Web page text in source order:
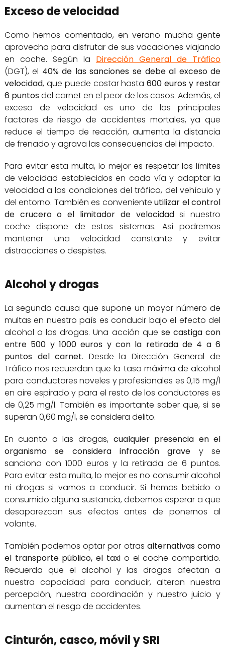
Exceso de velocidad
Como hemos comentado, en verano mucha gente
aprovecha para disfrutar de sus vacaciones viajando
en coche. Según la Dirección General de Tráfico
(DGT), el 40% de las sanciones se debe al exceso de
velocidad, que puede costar hasta600 euros y restar
6 puntosdel carnet en el peor de los casos. Además, el
exceso de velocidad es uno de los principales
factores de riesgo de accidentes mortales, ya que
reduce el tiempo de reacción, aumenta la distancia
de frenado y agrava las consecuencias del impacto.
Para evitar esta multa, lo mejor es respetar los límites
de velocidad establecidos en cada vía y adaptar la
velocidad a las condiciones del tráfico, del vehículo y
del entorno. También es convenienteutilizar el control
de crucero o el limitador de velocidadsi nuestro
coche dispone de estos sistemas. Así podremos
mantener una velocidad constante y evitar
distracciones o despistes.
Alcohol y drogas
La segunda causa que supone un mayor número de
multas en nuestro país es conducir bajo el efecto del
alcohol o las drogas. Una acción que se castiga con
entre 500 y 1000 euros y con la retirada de 4 a 6
puntos del carnet. Desde la Dirección General de
Tráfico nos recuerdan que la tasa máxima de alcohol
para conductores noveles y profesionales es 0,15 mg/l
en aire espirado y para el resto de los conductores es
de 0,25 mg/l. También es importante saber que, si se
superan 0,60 mg/l, se considera delito.
En cuanto a las drogas, cualquier presencia en el
organismo se considera infracción grave y se
sanciona con 1000 euros y la retirada de 6 puntos.
Para evitar esta multa, lo mejor es no consumir alcohol
ni drogas si vamos a conducir. Si hemos bebido o
consumido alguna sustancia, debemos esperar a que
desaparezcan sus efectos antes de ponernos al
volante.
También podemos optar por otras alternativas como
el transporte público, el taxi o el coche compartido.
Recuerda que el alcohol y las drogas afectan a
nuestra capacidad para conducir, alteran nuestra
percepción, nuestra coordinación y nuestro juicio y
aumentan el riesgo de accidentes.
Cinturón, casco, móvil y SRI